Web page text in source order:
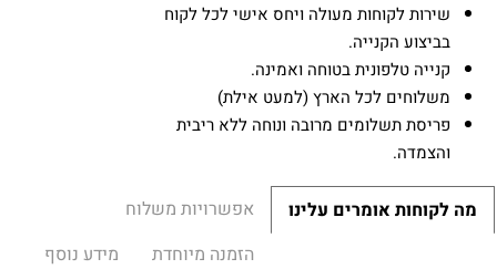
שירות לקוחות מעולה ויחס אישי לכל לקוח
בביצוע הקנייה.
קנייה טלפונית בטוחה ואמינה.
משלוחים לכל הארץ (למעט אילת)
פריסת תשלומים מרובה ונוחה ללא ריבית
והצמדה.
מה לקוחות אומרים עלינו
אפשרויות משלוח
הזמנה מיוחדת
מידע נוסף